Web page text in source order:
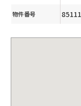
物件番号 85111